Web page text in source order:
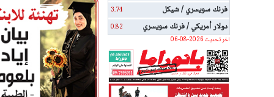
فرنك سويسري / شيكل 3.74
دولار أمريكي / فرنك سويسري
0.82
اخر تحديث 2026-08-06